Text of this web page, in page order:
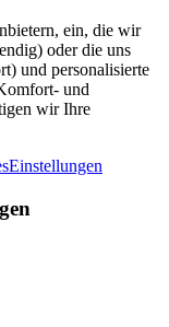
ein, die wir
oder die uns
und personalisierte
und
wir Ihre
Einstellungen